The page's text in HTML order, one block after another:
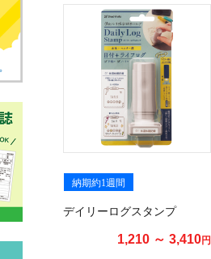
納期約1週間
デイリーログスタンプ
1,210 ～ 3,410円